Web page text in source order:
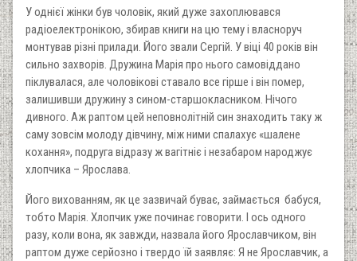
У однієї жінки був чоловік, який дуже захоплювався
радіоелектро­нікою, збирав книги на цю тему і власноруч
монтував різні прилади. Його звали Сергій. У віці 40 років він
сильно захворів. Дружина Марія про нього самовіддано
піклувалася, але чоловікові ставало все гірше і він помер,
залишивши дружину з сином-старшокласником. Нічого
дивного. Аж раптом цей неповнолітній син знаходить таку ж
саму зовсім молоду дівчину, між ними спалахує «шалене
кохання», подруга відразу ж вагітніє і незабаром народжує
хлопчика – Ярослава.
Його вихованням, як це зазвичай буває, займається бабуся,
тобто Марія. Хлопчик уже починає говорити. І ось одного
разу, коли вона, як завжди, назвала його Ярославчиком, він
раптом дуже серйозно і твердо їй заявляє: Я не Ярославчик, а